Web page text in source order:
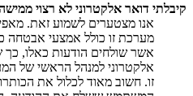
קיבלתי דואר אלקטרוני לא רצוי
אנו מצטערים לשמוע זאת.
מערכת זו כולל אמצעי אבטחה
אשר שולחים הודעות כאלו,
אלקטרוני למנהל הראשי של
זו. חשוב מאוד לכלול את